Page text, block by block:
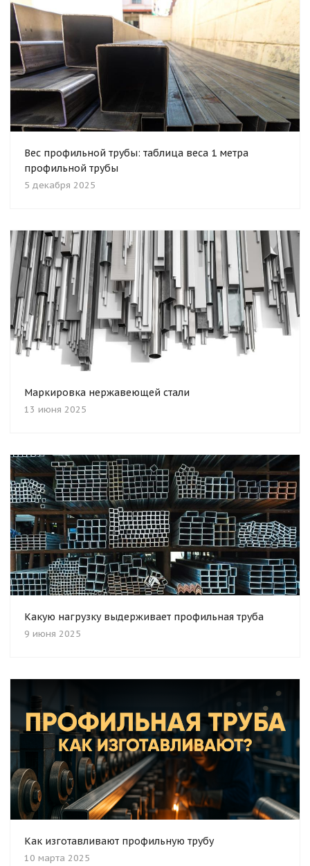
Вес профильной трубы: таблица веса 1 метра
профильной трубы
5 декабря 2025
Маркировка нержавеющей стали
13 июня 2025
Какую нагрузку выдерживает профильная труба
9 июня 2025
Как изготавливают профильную трубу
10 марта 2025